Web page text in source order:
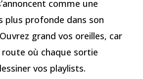
comme une
plus profonde dans son
grand vos oreilles, car
où chaque sortie
vos playlists.